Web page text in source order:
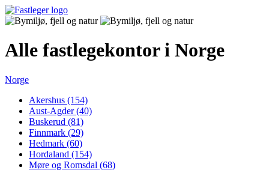
Alle fastlegekontor i Norge
Norge
Akershus (154)
Aust-Agder (40)
Buskerud (81)
Finnmark (29)
Hedmark (60)
Hordaland (154)
Møre og Romsdal (68)